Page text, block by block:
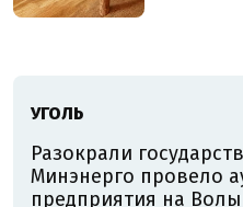
УГОЛЬ
Разокрали
Минэнерго провело
предприятия на